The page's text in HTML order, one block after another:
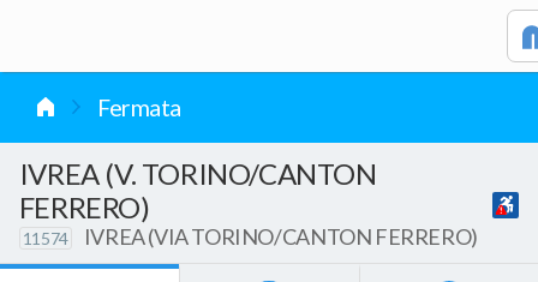
Fermata
IVREA (V. TORINO/CANTON
FERRERO)
11574 IVREA (VIA TORINO/CANTON FERRERO)